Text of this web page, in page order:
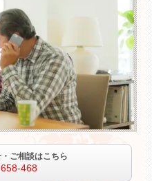
ご相談はこちら
468